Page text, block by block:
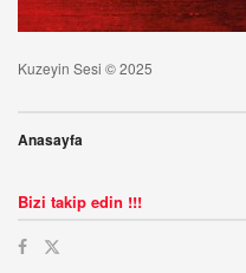
Kuzeyin Sesi © 2025
Anasayfa
Bizi takip edin !!!